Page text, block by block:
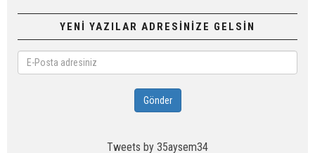
YENİ YAZILAR ADRESİNİZE GELSİN
Posta
adresiniz
Gönder
Tweets by 35aysem34